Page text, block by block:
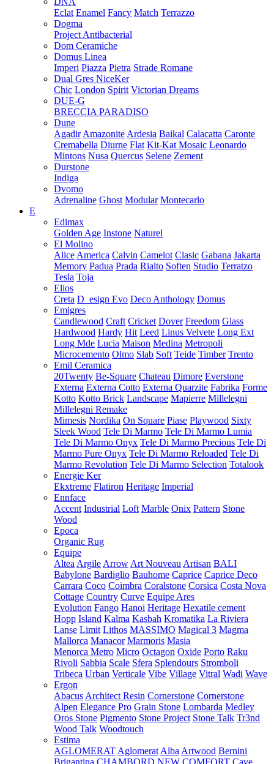
Eclat Enamel Fancy Match Terrazzo
Dogma
Project Antibacterial
Dom Ceramiche
Domus Linea
Imperi Piazza Pietra Strade Romane
Dual Gres NiceKer
Chic London Spirit Victorian Dreams
DUE-G
BRECCIA PARADISO
Dune
Agadir Amazonite Ardesia Baikal Calacatta Caronte
Cremabella Diurne Flat Kit-Kat Mosaic Leonardo
Mintons Nusa Quercus Selene Zement
Durstone
Indiga
Dvomo
Adrenaline Ghost Modular Montecarlo
E
Edimax
Golden Age Instone Naturel
El Molino
Alice America Calvin Camelot Clasic Gabana Jakarta
Memory Padua Prada Rialto Soften Studio Terratzo
Tesla Toja
Elios
Creta D_esign Evo Deco Anthology Domus
Emigres
Candlewood Craft Cricket Dover Freedom Glass
Hardwood Hardy Hit Leed Linus Velvete Long Ext
Long Mde Lucia Maison Medina Metropoli
Microcemento Olmo Slab Soft Teide Timber Trento
Emil Ceramica
20Twenty Be-Square Chateau Dimore Everstone
Externa Externa Cotto Externa Quarzite Fabrika Forme
Kotto Kotto Brick Landscape Mapierre Millelegni
Millelegni Remake
Mimesis Nordika On Square Piase Playwood Sixty
Sleek Wood Tele Di Marmo Tele Di Marmo Lumia
Tele Di Marmo Onyx Tele Di Marmo Precious Tele Di
Marmo Pure Onyx Tele Di Marmo Reloaded Tele Di
Marmo Revolution Tele Di Marmo Selection Totalook
Energie Ker
Ekxtreme Flatiron Heritage Imperial
Ennface
Accent Industrial Loft Marble Onix Pattern Stone
Wood
Epoca
Organic Rug
Equipe
Altea Argile Arrow Art Nouveau Artisan BALI
Babylone Bardiglio Bauhome Caprice Caprice Deco
Carrara Coco Coimbra Coralstone Corsica Costa Nova
Cottage Country Curve Equipe Ares
Evolution Fango Hanoi Heritage Hexatile cement
Hopp Island Kalma Kasbah Kromatika La Riviera
Lanse Limit Lithos MASSIMO Magical 3 Magma
Mallorca Manacor Marmoris Masia
Menorca Metro Micro Octagon Oxide Porto Raku
Rivoli Sabbia Scale Sfera Splendours Stromboli
Tribeca Urban Verticale Vibe Village Vitral Wadi Wave
Ergon
Abacus Architect Resin Cornerstone Cornerstone
Alpen Elegance Pro Grain Stone Lombarda Medley
Oros Stone Pigmento Stone Project Stone Talk Tr3nd
Wood Talk Woodtouch
Estima
AGLOMERAT Aglomerat Alba Artwood Bernini